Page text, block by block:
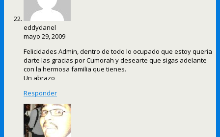
eddydanel
mayo 29, 2009
Felicidades Admin, dentro de todo lo ocupado que estoy queria
darte las gracias por Cumorah y desearte que sigas adelante
con la hermosa familia que tienes.
Un abrazo
Responder